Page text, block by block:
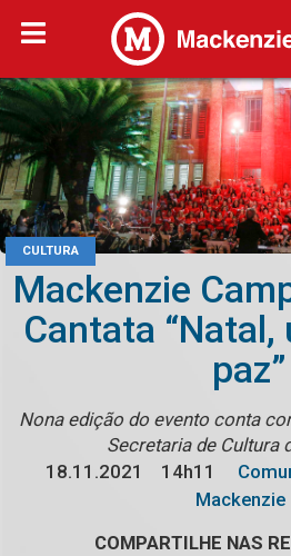
CULTURA
Mackenzie
Cantata
paz”
Nona edição do evento conta
Secretaria de Cultura
18.11.2021
14h11
Mackenzie
COMPARTILHE NAS